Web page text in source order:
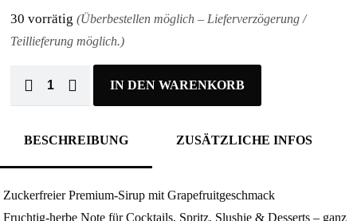
30 vorrätig(Überbestellen möglich – Lieferverzögerung /
Teillieferung möglich.)
IN DEN WARENKORB
BESCHREIBUNG ZUSÄTZLICHE INFOS
Zuckerfreier Premium-Sirup mit Grapefruitgeschmack
Fruchtig-herbe Note für Cocktails, Spritz, Slushie & Desserts – ganz